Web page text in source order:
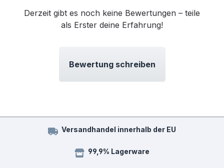
Derzeit gibt es noch keine Bewertungen – teile
als Erster deine Erfahrung!
Bewertung schreiben
Versandhandel innerhalb der EU
99,9% Lagerware